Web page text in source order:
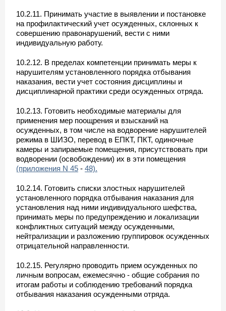
10.2.11. Принимать участие в выявлении и постановке
на профилактический учет осужденных, склонных к
совершению правонарушений, вести с ними
индивидуальную работу.
10.2.12. В пределах компетенции принимать меры к
нарушителям установленного порядка отбывания
наказания, вести учет состояния дисциплины и
дисциплинарной практики среди осужденных отряда.
10.2.13. Готовить необходимые материалы для
применения мер поощрения и взысканий на
осужденных, в том числе на водворение нарушителей
режима в ШИЗО, перевод в ЕПКТ, ПКТ, одиночные
камеры и запираемые помещения, присутствовать при
водворении (освобождении) их в эти помещения
(приложения N 45 - 48).
10.2.14. Готовить списки злостных нарушителей
установленного порядка отбывания наказания для
установления над ними индивидуального шефства,
принимать меры по предупреждению и локализации
конфликтных ситуаций между осужденными,
нейтрализации и разложению группировок осужденных
отрицательной направленности.
10.2.15. Регулярно проводить прием осужденных по
личным вопросам, ежемесячно - общие собрания по
итогам работы и соблюдению требований порядка
отбывания наказания осужденными отряда.